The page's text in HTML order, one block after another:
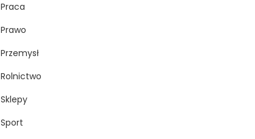
Praca
Prawo
Przemysł
Rolnictwo
Sklepy
Sport